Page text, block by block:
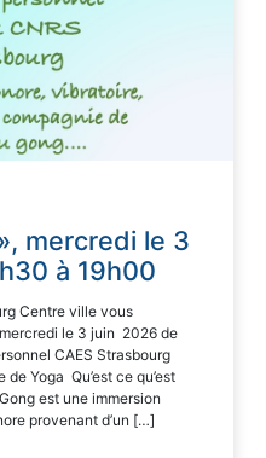
mercredi le 3
à 19h00
Centre ville vous
le 3 juin 2026 de
CAES Strasbourg
Yoga Qu’est ce qu’est
est une immersion
provenant d’un […]